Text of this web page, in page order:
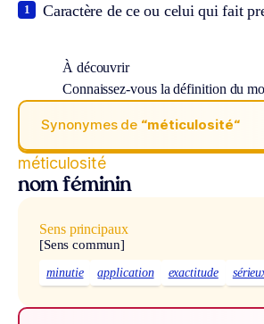
Caractère de ce ou celui qui fait
1
À découvrir
Connaissez-vous la définition du
Synonymes de “méticulosité“
méticulosité
nom féminin
Sens principaux
[Sens commun]
minutie application exactitude